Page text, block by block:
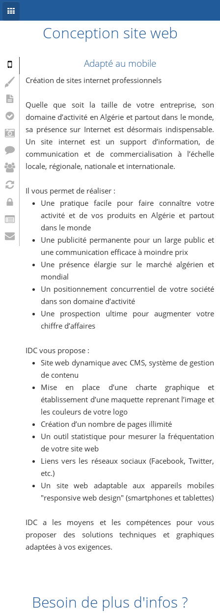
Accueil
Système d’information
Informations
Conception site web
Adapté au mobile
Création de sites internet professionnels
Quelle que soit la taille de votre entreprise, son
domaine d’activité en Algérie et partout dans le monde,
sa présence sur Internet est désormais indispensable.
Un site internet est un support d’information, de
communication et de commercialisation à l’échelle
locale, régionale, nationale et internationale.
Il vous permet de réaliser :
Une pratique facile pour faire connaître votre
activité et de vos produits en Algérie et partout
dans le monde
Une publicité permanente pour un large public et
une communication efficace à moindre prix
Une présence élargie sur le marché algérien et
mondial
Un positionnement concurrentiel de votre société
dans son domaine d’activité
Une prospection ultime pour augmenter votre
chiffre d’affaires
IDC vous propose :
Site web dynamique avec CMS, système de gestion
de contenu
Mise en place d’une charte graphique et
établissement d’une maquette reprenant l’image et
les couleurs de votre logo
Création d’un nombre de pages illimité
Un outil statistique pour mesurer la fréquentation
de votre site web
Liens vers les réseaux sociaux (Facebook, Twitter,
etc.)
Un site web adaptable aux appareils mobiles
"responsive web design" (smartphones et tablettes)
IDC a les moyens et les compétences pour vous
proposer des solutions techniques et graphiques
adaptées à vos exigences.
Besoin de plus d'infos ?